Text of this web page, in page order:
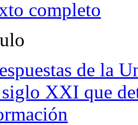
completo
de la
XXI que